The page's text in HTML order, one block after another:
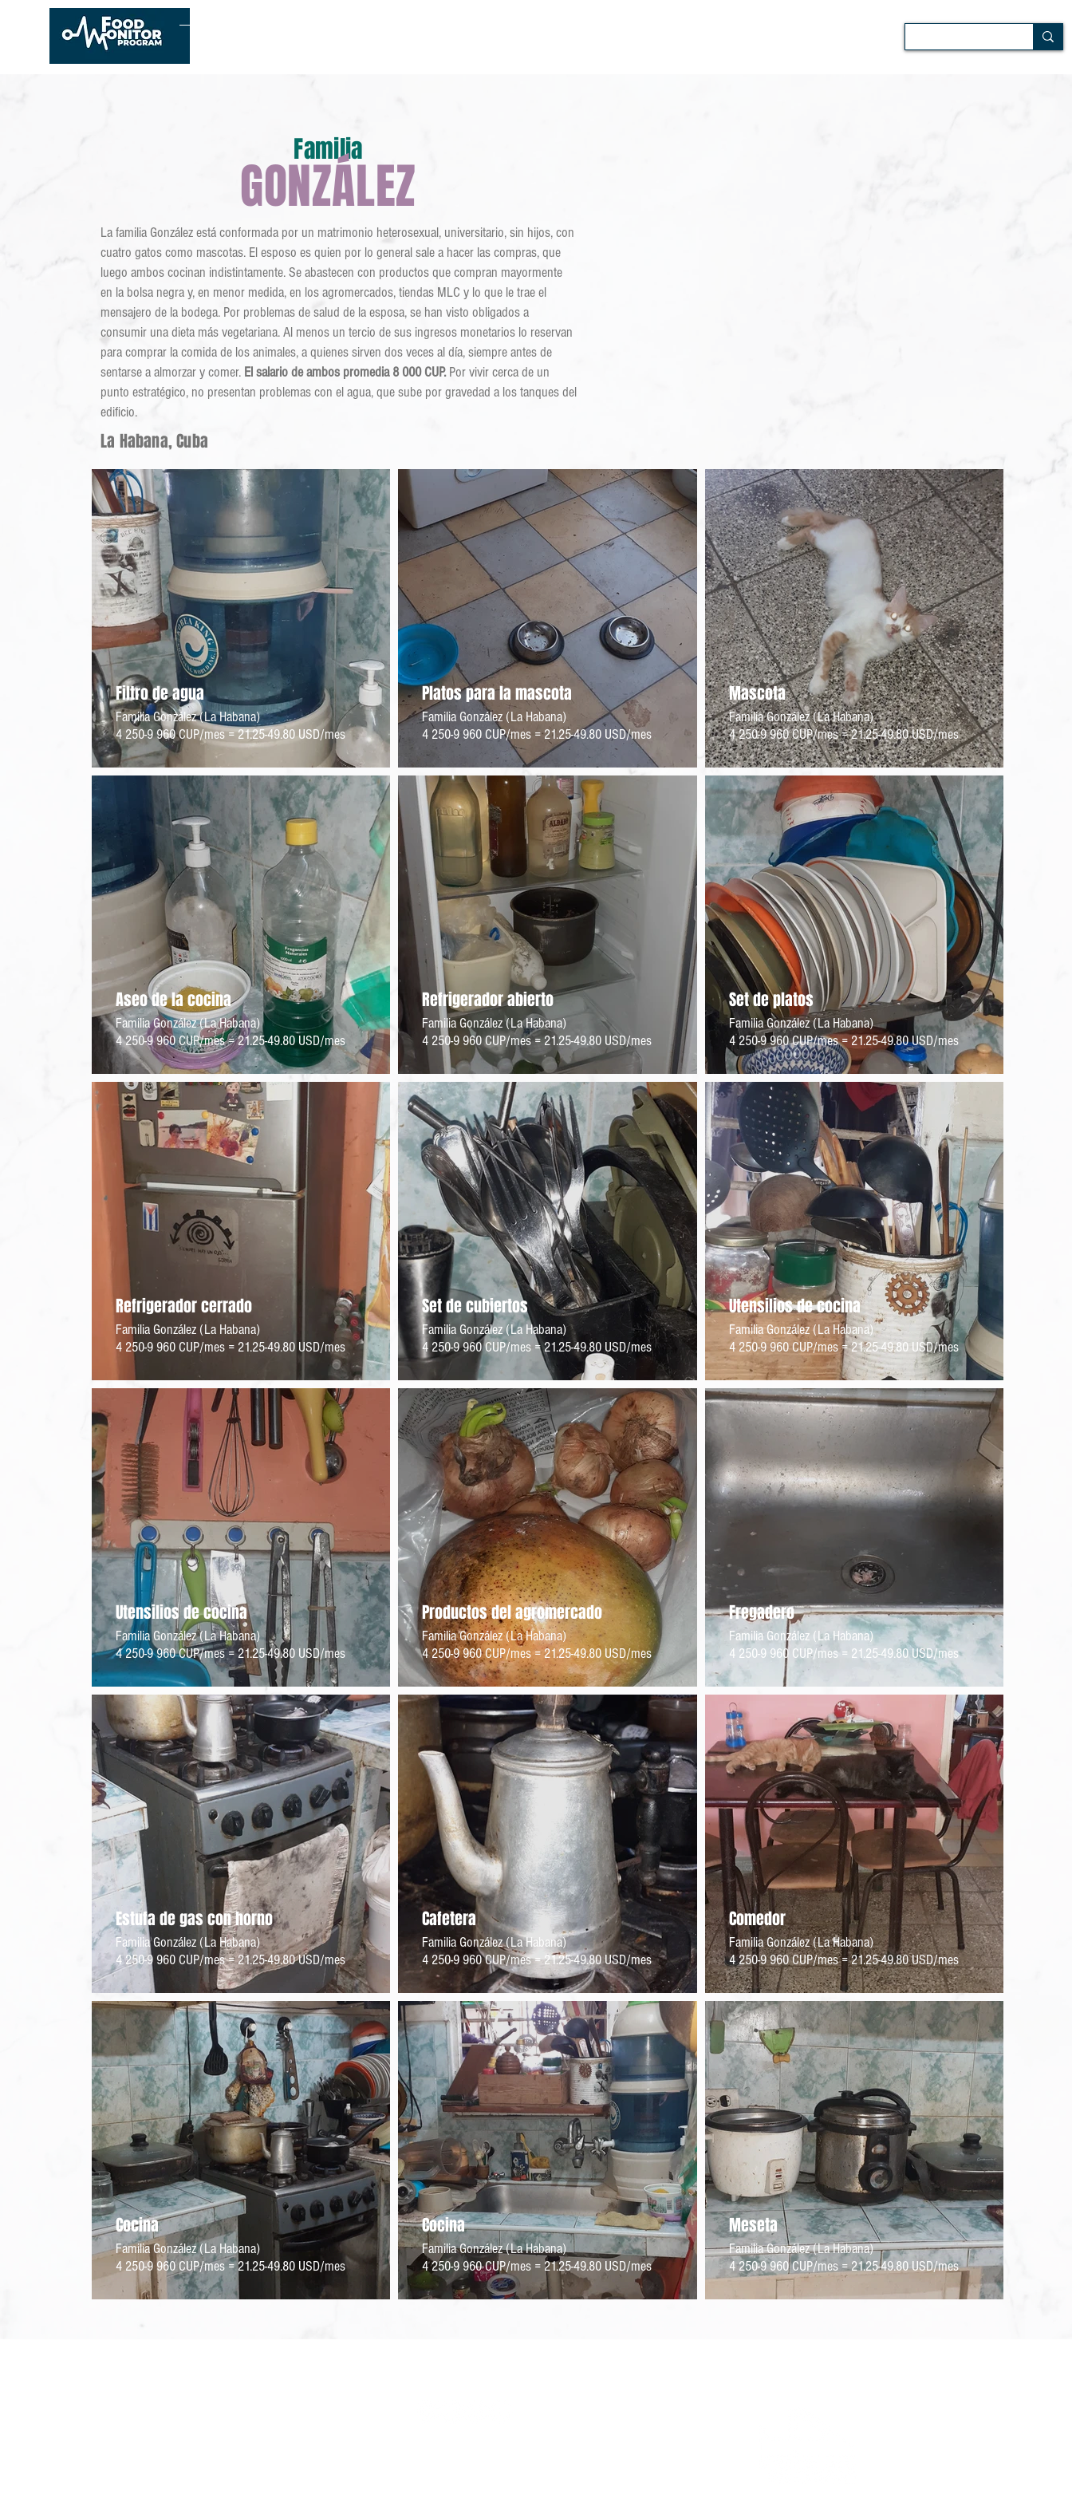
Familia
GONZÁLEZ
La familia González está conformada por un matrimonio heterosexual, universitario, sin hijos, con
cuatro gatos como mascotas. El esposo es quien por lo general sale a hacer las compras, que
luego ambos cocinan indistintamente. Se abastecen con productos que compran mayormente
en la bolsa negra y, en menor medida, en los agromercados, tiendas MLC y lo que le trae el
mensajero de la bodega. Por problemas de salud de la esposa, se han visto obligados a
consumir una dieta más vegetariana. Al menos un tercio de sus ingresos monetarios lo reservan
para comprar la comida de los animales, a quienes sirven dos veces al día, siempre antes de
sentarse a almorzar y comer. El salario de ambos promedia 8 000 CUP.Por vivir cerca de un
punto estratégico, no presentan problemas con el agua, que sube por gravedad a los tanques del
edificio.
La Habana, Cuba
Filtro de agua
Familia González (La Habana)
4 250-9 960 CUP/mes = 21.25-49.80 USD/mes
Platos para la mascota
Familia González (La Habana)
4 250-9 960 CUP/mes = 21.25-49.80 USD/mes
Mascota
Familia González (La Habana)
4 250-9 960 CUP/mes = 21.25-49.80 USD/mes
Aseo de la cocina
Familia González (La Habana)
4 250-9 960 CUP/mes = 21.25-49.80 USD/mes
Refrigerador abierto
Familia González (La Habana)
4 250-9 960 CUP/mes = 21.25-49.80 USD/mes
Set de platos
Familia González (La Habana)
4 250-9 960 CUP/mes = 21.25-49.80 USD/mes
Refrigerador cerrado
Familia González (La Habana)
4 250-9 960 CUP/mes = 21.25-49.80 USD/mes
Set de cubiertos
Familia González (La Habana)
4 250-9 960 CUP/mes = 21.25-49.80 USD/mes
Utensilios de cocina
Familia González (La Habana)
4 250-9 960 CUP/mes = 21.25-49.80 USD/mes
Utensilios de cocina
Familia González (La Habana)
4 250-9 960 CUP/mes = 21.25-49.80 USD/mes
Productos del agromercado
Familia González (La Habana)
4 250-9 960 CUP/mes = 21.25-49.80 USD/mes
Fregadero
Familia González (La Habana)
4 250-9 960 CUP/mes = 21.25-49.80 USD/mes
Estufa de gas con horno
Familia González (La Habana)
4 250-9 960 CUP/mes = 21.25-49.80 USD/mes
Cafetera
Familia González (La Habana)
4 250-9 960 CUP/mes = 21.25-49.80 USD/mes
Comedor
Familia González (La Habana)
4 250-9 960 CUP/mes = 21.25-49.80 USD/mes
Cocina
Familia González (La Habana)
4 250-9 960 CUP/mes = 21.25-49.80 USD/mes
Cocina
Familia González (La Habana)
4 250-9 960 CUP/mes = 21.25-49.80 USD/mes
Meseta
Familia González (La Habana)
4 250-9 960 CUP/mes = 21.25-49.80 USD/mes